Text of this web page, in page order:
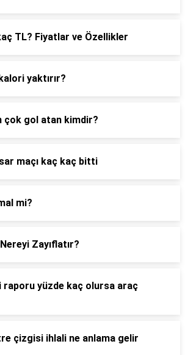
TL? Fiyatlar ve Özellikler
yaktırır?
çok gol atan kimdir?
maçı kaç kaç bitti
mi?
Zayıflatır?
raporu yüzde kaç olursa araç
çizgisi ihlali ne anlama gelir